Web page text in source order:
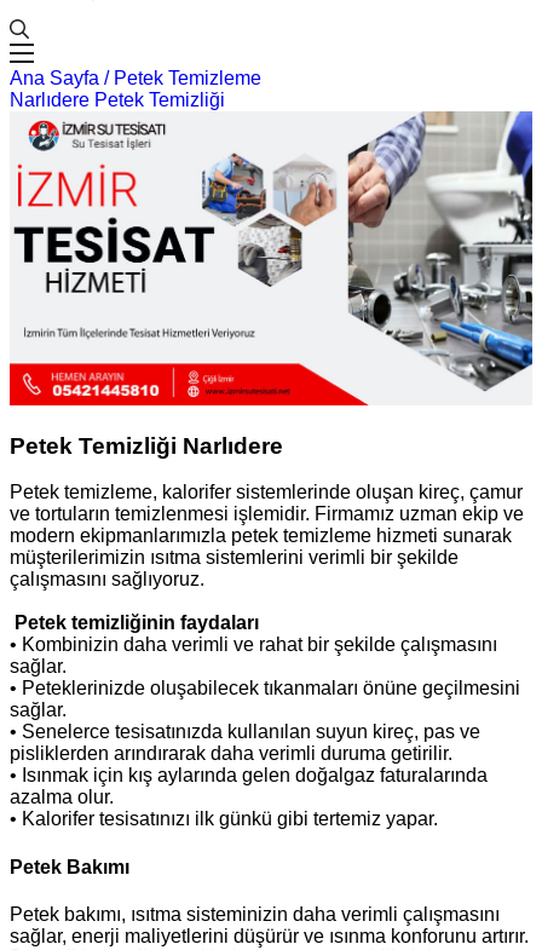
Ana Sayfa / Petek Temizleme
Narlıdere Petek Temizliği
Petek Temizliği Narlıdere
Petek temizleme, kalorifer sistemlerinde oluşan kireç, çamur
ve tortuların temizlenmesi işlemidir. Firmamız uzman ekip ve
modern ekipmanlarımızla petek temizleme hizmeti sunarak
müşterilerimizin ısıtma sistemlerini verimli bir şekilde
çalışmasını sağlıyoruz.
Petek temizliğinin faydaları
• Kombinizin daha verimli ve rahat bir şekilde çalışmasını
sağlar.
• Peteklerinizde oluşabilecek tıkanmaları önüne geçilmesini
sağlar.
• Senelerce tesisatınızda kullanılan suyun kireç, pas ve
pisliklerden arındırarak daha verimli duruma getirilir.
• Isınmak için kış aylarında gelen doğalgaz faturalarında
azalma olur.
• Kalorifer tesisatınızı ilk günkü gibi tertemiz yapar.
Petek Bakımı
Petek bakımı, ısıtma sisteminizin daha verimli çalışmasını
sağlar, enerji maliyetlerini düşürür ve ısınma konforunu artırır.